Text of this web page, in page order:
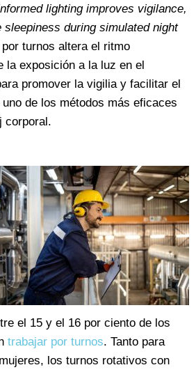
lighting improves vigilance,
during simulated night
turnos altera el ritmo
la exposición a la luz en el
promover la vigilia y facilitar el
de los métodos más eficaces
corporal.
el 15 y el 16 por ciento de los
trabajar por turnos. Tanto para
los turnos rotativos con